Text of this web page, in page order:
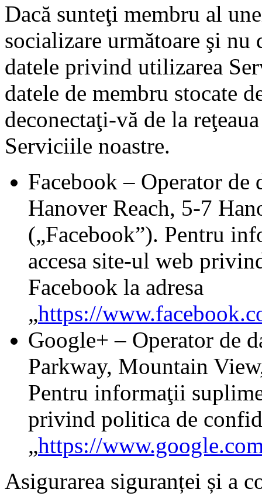
Dacă sunteţi membru al
socializare următoare şi nu
datele privind utilizarea
datele de membru stocate
deconectaţi-vă de la
Serviciile noastre.
Facebook – Operator
Hanover Reach, 5-7
(„Facebook”). Pentru
accesa site-ul web
Facebook la adresa
„https://
Google+ – Operator de
Parkway, Mountain
Pentru informaţii
privind politica de
„https://
Asigurarea siguranței și a